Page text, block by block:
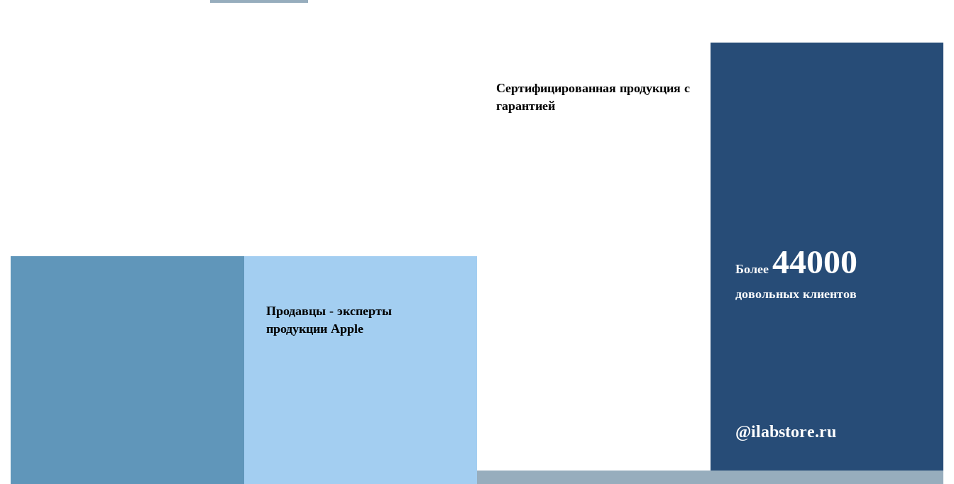
Сертифицированная продукция с
гарантией
Более 44000
довольных клиентов
@ilabstore.ru
Продавцы - эксперты
продукции Apple